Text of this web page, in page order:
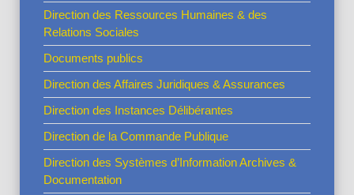
Direction des Ressources Humaines & des
Relations Sociales
Documents publics
Direction des Affaires Juridiques & Assurances
Direction des Instances Délibérantes
Direction de la Commande Publique
Direction des Systèmes d’Information Archives &
Documentation